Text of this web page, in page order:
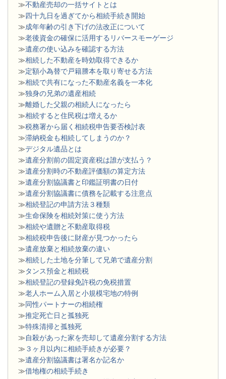
≫不動産売却の一括サイトとは
≫四十九日を過ぎてから相続手続き開始
≫成年年齢の引き下げの法改正について
≫老後資金の確保に活用するリバースモーゲージ
≫遺産の使い込みを確認する方法
≫相続した不動産を時効取得できるか
≫定額小為替で戸籍謄本を取り寄せる方法
≫相続で共有になった不動産名義を一本化
≫独身の兄弟の遺産相続
≫離婚した父親の相続人になったら
≫相続すると住民税は増えるか
≫税務署から届く相続税申告要否検討表
≫滞納税金も相続してしまうのか？
≫デジタル遺品とは
≫遺産分割前の固定資産税は誰が支払う？
≫遺産分割時の不動産評価額の算定方法
≫遺産分割協議書と印鑑証明書の日付
≫遺産分割協議書に債務を記載する注意点
≫相続登記の申請方法３種類
≫生命保険を相続対策に使う方法
≫相続や遺贈と不動産取得税
≫相続税申告後に財産が見つかったら
≫遺産放棄と相続放棄の違い
≫相続した土地を分筆して兄弟で遺産分割
≫タンス預金と相続税
≫相続登記の登録免許税の免税措置
≫老人ホーム入居と小規模宅地の特例
≫同性パートナーの相続権
≫推定死亡日と孤独死
≫特殊清掃と孤独死
≫自殺があった家を売却して遺産分割する方法
≫ ３ヶ月以内に相続手続きが必要？
≫遺産分割協議書は署名か記名か
≫借地権の相続手続き